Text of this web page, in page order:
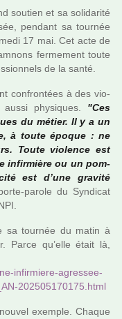
sou­tien et sa soli­da­rité
pen­dant sa tour­née
17 mai. Cet acte de
fer­me­ment toute
de la santé.
confron­tées à des vio­
aussi phy­si­ques. "Ces
du métier. Il y a un
à toute époque : ne
Toute vio­lence est
infir­mière ou un pom­
est d’une gra­vité
parole du Syndicat
sa tour­née du matin à
Parce qu’elle était là,
infir­miere-agres­see-
202505170175.html
exem­ple. Chaque